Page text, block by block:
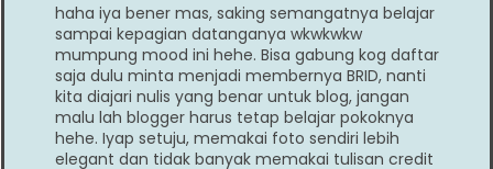
haha iya bener mas, saking semangatnya belajar
sampai kepagian datanganya wkwkwkw
mumpung mood ini hehe. Bisa gabung kog daftar
saja dulu minta menjadi membernya BRID, nanti
kita diajari nulis yang benar untuk blog, jangan
malu lah blogger harus tetap belajar pokoknya
hehe. Iyap setuju, memakai foto sendiri lebih
elegant dan tidak banyak memakai tulisan credit